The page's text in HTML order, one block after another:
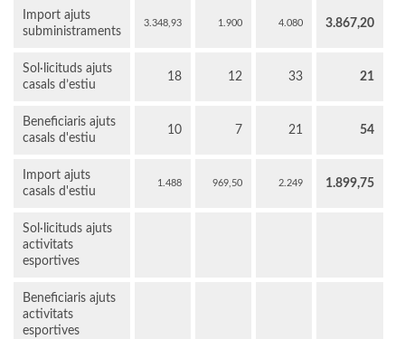
Import ajuts
subministraments
3.348,93 1.900 4.080 3.867,20
Sol·licituds ajuts
casals d’estiu
18 12 33 21
Beneficiaris ajuts
casals d'estiu
10 7 21 54
Import ajuts
casals d'estiu
1.488 969,50 2.249 1.899,75
Sol·licituds ajuts
activitats
esportives
Beneficiaris ajuts
activitats
esportives